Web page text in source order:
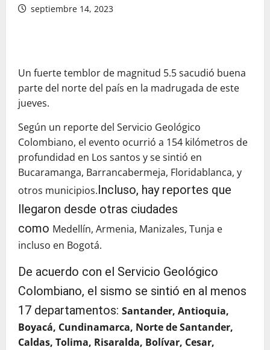
septiembre 14, 2023
Un fuerte temblor de magnitud 5.5 sacudió buena
parte del norte del país en la madrugada de este
jueves.
Según un reporte del Servicio Geológico
Colombiano, el evento ocurrió a 154 kilómetros de
profundidad en Los santos y se sintió en
Bucaramanga, Barrancabermeja, Floridablanca, y
otros municipios.Incluso, hay reportes que
llegaron desde otras ciudades
como Medellín, Armenia, Manizales, Tunja e
incluso en Bogotá.
De acuerdo con el Servicio Geológico
Colombiano, el sismo se sintió en al menos
17 departamentos: Santander, Antioquia,
Boyacá, Cundinamarca, Norte de Santander,
Caldas, Tolima, Risaralda, Bolívar, Cesar,